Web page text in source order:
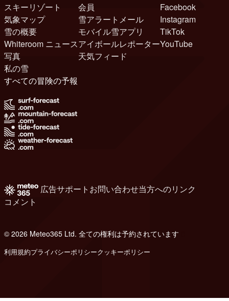
スキーリゾート
気象マップ
雪の概要
Whiteroom ニュース
写真
私の雪
会員
雪アラートメール
モバイル雪アプリ
アイボールレポーター
天気フィード
Facebook
Instagram
TikTok
YouTube
すべての冒険の予報
広告サポート お問い合わせ当方へのリンク
コメント
© 2026 Meteo365 Ltd. 全ての権利は予約されています
利用規約プライバシーポリシークッキーポリシー